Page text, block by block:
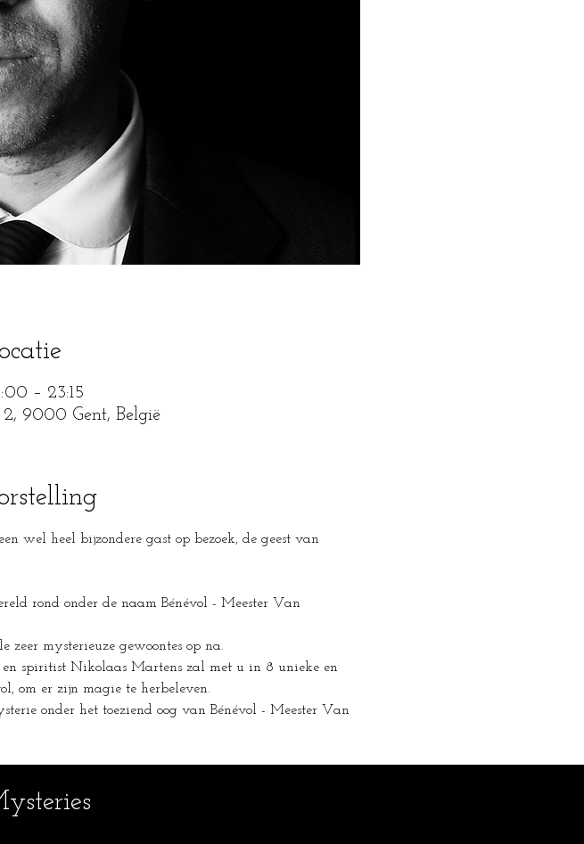
– 23:15
2, 9000 Gent, België
wel heel bijzondere gast op bezoek, de geest van
rond onder de naam Bénévol - Meester Van
zeer mysterieuze gewoontes op na.
spiritist Nikolaas Martens zal met u in 8 unieke en
om er zijn magie te herbeleven.
onder het toeziend oog van Bénévol - Meester Van